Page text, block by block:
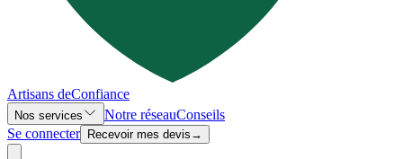
Artisans deConfiance
Nos services Notre réseauConseils
Se connecter
Recevoir mes devis →